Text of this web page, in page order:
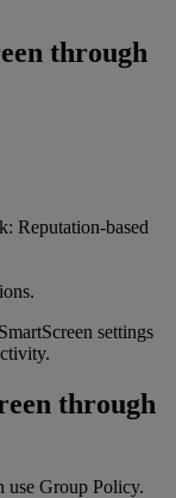
through
Reputation-based
settings
through
use Group Policy.